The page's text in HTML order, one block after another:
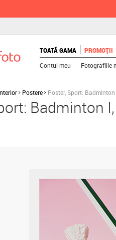
TOATĂ GAMA PROMOȚII
Contul meu Fotografiile
Postere Poster, Sport:
Badminton